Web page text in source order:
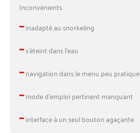
Inconvénients
–inadapté au snorkeling
–s’éteint dans l’eau
–navigation dans le menu peu pratique
–mode d’emploi pertinent manquant
–interface à un seul bouton agaçante